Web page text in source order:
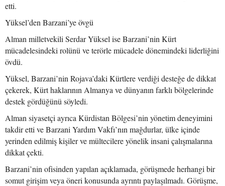
etti.
Yüksel’den Barzani’ye övgü
Alman milletvekili Serdar Yüksel ise Barzani’nin Kürt
mücadelesindeki rolünü ve terörle mücadele dönemindeki liderliğini
övdü.
Yüksel, Barzani’nin Rojava’daki Kürtlere verdiği desteğe de dikkat
çekerek, Kürt haklarının Almanya ve dünyanın farklı bölgelerinde
destek gördüğünü söyledi.
Alman siyasetçi ayrıca Kürdistan Bölgesi’nin yönetim deneyimini
takdir etti ve Barzani Yardım Vakfı’nın mağdurlar, ülke içinde
yerinden edilmiş kişiler ve mültecilere yönelik insani çalışmalarına
dikkat çekti.
Barzani’nin ofisinden yapılan açıklamada, görüşmede herhangi bir
somut girişim veya öneri konusunda ayrıntı paylaşılmadı. Görüşme,